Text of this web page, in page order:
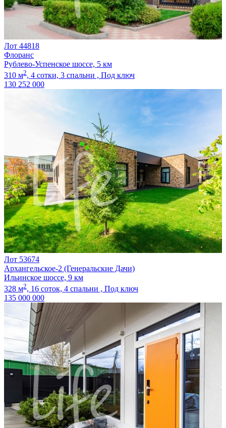
Лот 44818
Флоранс
Рублево-Успенское шоссе, 5 км
310 м2, 4 сотки, 3 спальни , Под ключ
130 252 000
Лот 53674
Архангельское-2 (Генеральские Дачи)
Ильинское шоссе, 9 км
328 м2, 16 соток, 4 спальни , Под ключ
135 000 000